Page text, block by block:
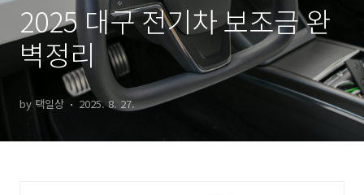
2025 대구 전기차 보조금 완
벽정리
by 택일상 2025. 8. 27.